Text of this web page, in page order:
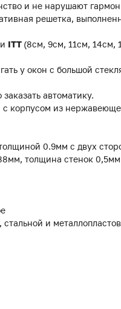
и не нарушают
решетка,
ITT (8см, 9см, 11см, 14см,
у окон с большой
автоматику.
с корпусом из
0.9мм с двух
толщина стенок
и